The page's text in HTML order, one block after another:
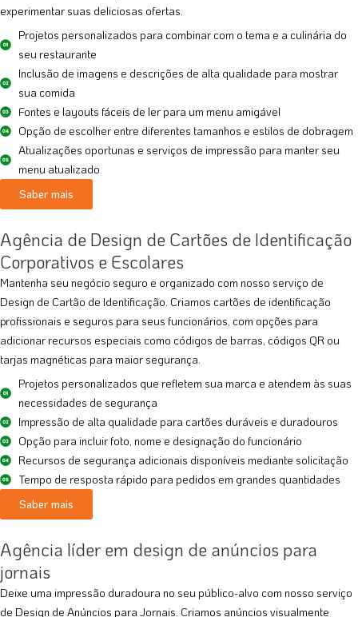
experimentar suas deliciosas ofertas.
Projetos personalizados para combinar com o tema e a culinária do
seu restaurante
Inclusão de imagens e descrições de alta qualidade para mostrar
sua comida
Fontes e layouts fáceis de ler para um menu amigável
Opção de escolher entre diferentes tamanhos e estilos de dobragem
Atualizações oportunas e serviços de impressão para manter seu
menu atualizado
Saber mais
Agência de Design de Cartões de Identificação
Corporativos e Escolares
Mantenha seu negócio seguro e organizado com nosso serviço de
Design de Cartão de Identificação. Criamos cartões de identificação
profissionais e seguros para seus funcionários, com opções para
adicionar recursos especiais como códigos de barras, códigos QR ou
tarjas magnéticas para maior segurança.
Projetos personalizados que refletem sua marca e atendem às suas
necessidades de segurança
Impressão de alta qualidade para cartões duráveis e duradouros
Opção para incluir foto, nome e designação do funcionário
Recursos de segurança adicionais disponíveis mediante solicitação
Tempo de resposta rápido para pedidos em grandes quantidades
Saber mais
Agência líder em design de anúncios para
jornais
Deixe uma impressão duradoura no seu público-alvo com nosso serviço
de Design de Anúncios para Jornais. Criamos anúncios visualmente